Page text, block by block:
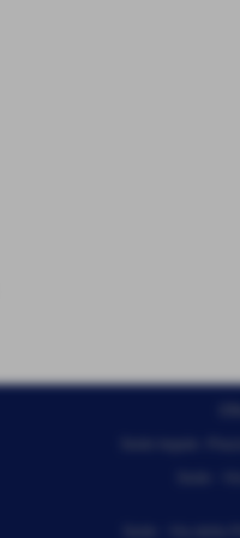
Sede legale -
Sede -
Sede - Via della